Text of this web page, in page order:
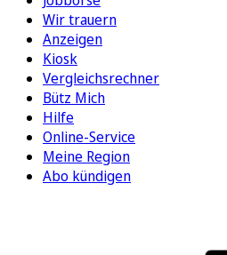
Wir trauern
Anzeigen
Kiosk
Vergleichsrechner
Bütz Mich
Hilfe
Online-Service
Meine Region
Abo kündigen